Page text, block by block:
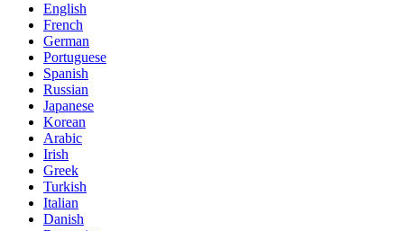
English
French
German
Portuguese
Spanish
Russian
Japanese
Korean
Arabic
Irish
Greek
Turkish
Italian
Danish